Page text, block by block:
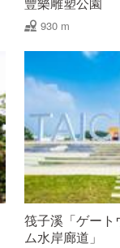
930 m
筏子溪「ゲート
ム水岸廊道」